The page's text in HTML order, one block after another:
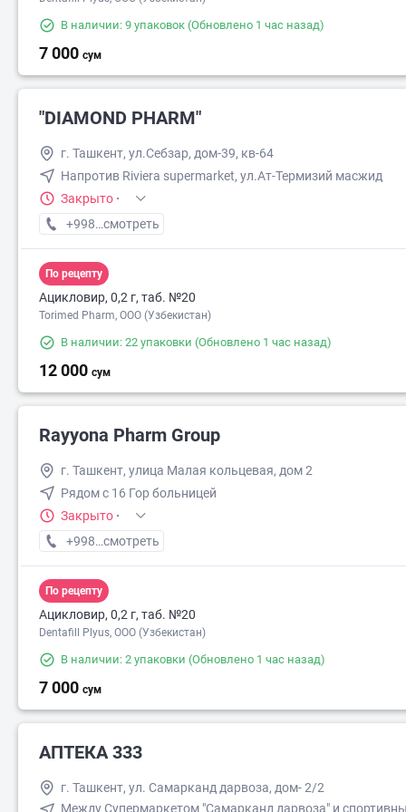
В наличии: 9 упаковок (Обновлено 1 час назад)
7 000 сум
"DIAMOND PHARM"
г. Ташкент, ул.Себзар, дом-39, кв-64
Напротив Riviera supermarket, ул.Ат-Термизий масжид
Закрыто ·
+998 (95) XXX-XX-XX
смотреть
По рецепту
Ацикловир, 0,2 г, таб. №20
Torimed Pharm, OOO (Узбекистан)
В наличии: 22 упаковки (Обновлено 1 час назад)
12 000 сум
Rayyona Pharm Group
г. Ташкент, улица Малая кольцевая, дом 2
Рядом с 16 Гор больницей
Закрыто ·
+998 (94) XXX-XX-XX
смотреть
По рецепту
Ацикловир, 0,2 г, таб. №20
Dentafill Plyus, ООО (Узбекистан)
В наличии: 2 упаковки (Обновлено 1 час назад)
7 000 сум
АПТЕКА 333
г. Ташкент, ул. Самарканд дарвоза, дом- 2/2
Между Супермаркетом "Самарканд дарвоза" и